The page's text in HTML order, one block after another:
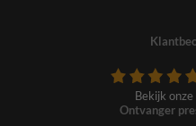
Bekijk onze
Ontvanger